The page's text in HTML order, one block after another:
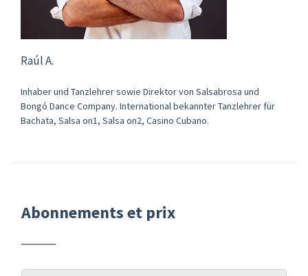
Raúl A.
Inhaber und Tanzlehrer sowie Direktor von Salsabrosa und
Bongó Dance Company. International bekannter Tanzlehrer für
Bachata, Salsa on1, Salsa on2, Casino Cubano.
Abonnements et prix